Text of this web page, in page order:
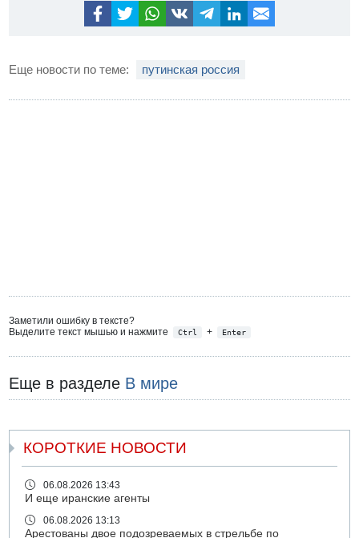
Еще новости по теме: путинская россия
Заметили ошибку в тексте?
Выделите текст мышью и нажмите
Ctrl + Enter
Еще в разделе В мире
КОРОТКИЕ НОВОСТИ
06.08.2026 13:43
И еще иранские агенты
06.08.2026 13:13
Арестованы двое подозреваемых в стрельбе по